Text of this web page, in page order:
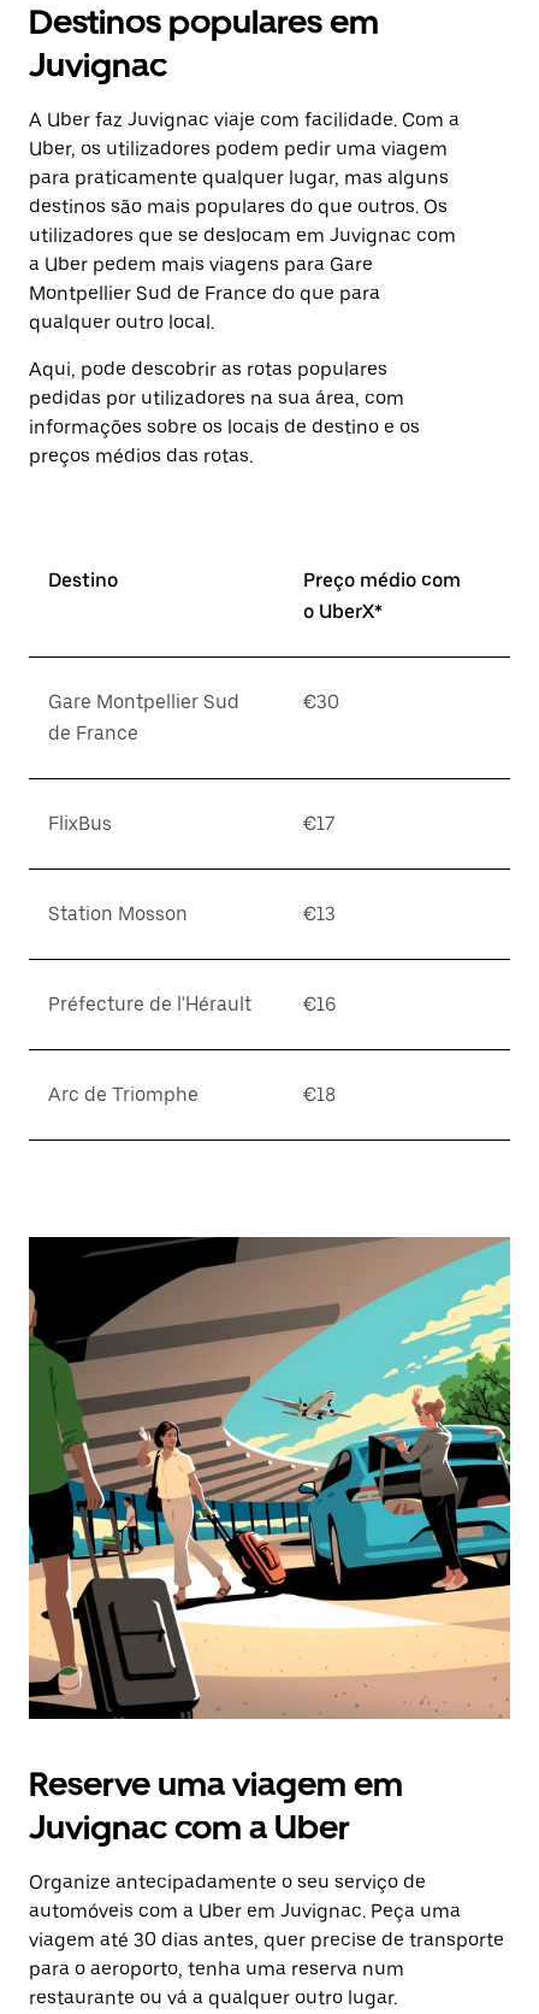
interagir
com
calendário
selecionar
uma
Prima
o
botão
Esc
para
fechar
o
calendário.
Destinos populares em
Juvignac
A Uber faz Juvignac viaje com facilidade. Com a
Uber, os utilizadores podem pedir uma viagem
para praticamente qualquer lugar, mas alguns
destinos são mais populares do que outros. Os
utilizadores que se deslocam em Juvignac com
a Uber pedem mais viagens para Gare
Montpellier Sud de France do que para
qualquer outro local.
Aqui, pode descobrir as rotas populares
pedidas por utilizadores na sua área, com
informações sobre os locais de destino e os
preços médios das rotas.
Destino
Preço médio com
o UberX*
Gare Montpellier Sud
de France
€30
FlixBus €17
Station Mosson €13
Préfecture de l'Hérault €16
Arc de Triomphe €18
Reserve uma viagem em
Juvignac com a Uber
Organize antecipadamente o seu serviço de
automóveis com a Uber em Juvignac. Peça uma
viagem até 30 dias antes, quer precise de transporte
para o aeroporto, tenha uma reserva num
restaurante ou vá a qualquer outro lugar.